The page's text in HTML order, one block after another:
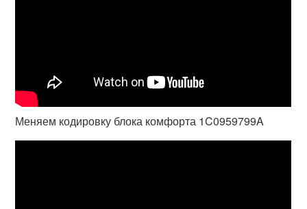
Меняем кодировку блока комфорта 1C0959799A